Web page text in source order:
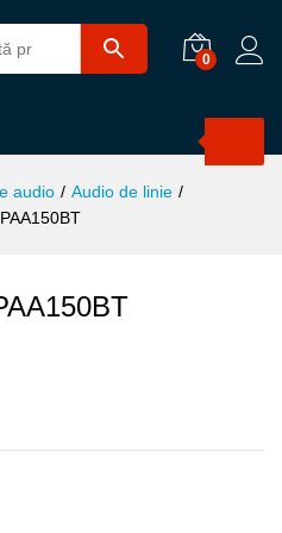
0
audio / Audio de linie /